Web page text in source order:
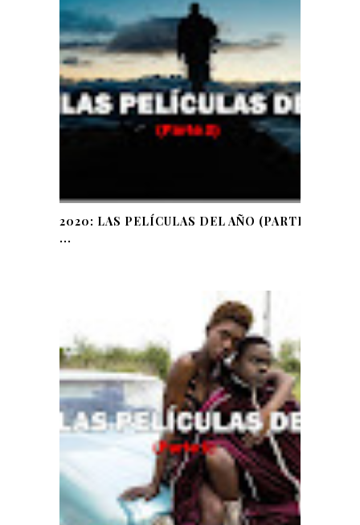
2020: LAS PELÍCULAS DEL AÑO (PARTE
...